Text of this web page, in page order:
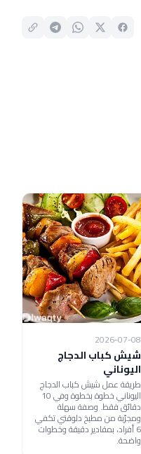
2026-07-08
شيش كباب الدجاج
اليوناني
طريقة عمل شيش كباب الدجاج
اليوناني خطوة بخطوة وفي 10
دقائق فقط. وصفة سهلة
ومجرّبة من مطبخ دلوقتي تكفي
6 أفراد، بمقادير دقيقة وخطوات
واضحة.